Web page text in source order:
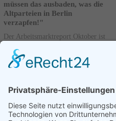
müssen das ausbaden, was die
Altparteien in Berlin
verzapfen!"
Der Arbeitsmarktreport Oktober ist
veröffentlicht. Dabei gab es im
Bereich der Stadt Gera nicht allzu
viel Bewegung zu verzeichnen. Die